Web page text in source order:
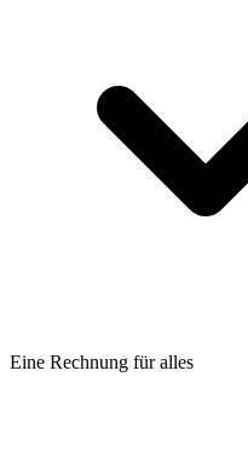
Eine Rechnung für alles